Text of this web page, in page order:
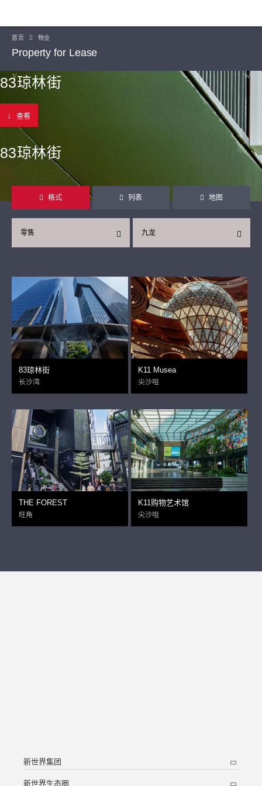
首页 物业
Property for Lease
83琼林街
查看
83琼林街
格式 列表 地图
九龙
零售
83琼林街
长沙湾
K11 Musea
尖沙咀
THE FOREST
旺角
K11购物艺术馆
尖沙咀
新世界集团
新世界生态圈